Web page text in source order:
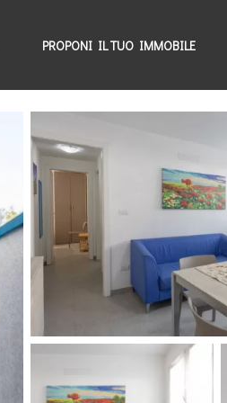
PROPONI IL TUO IMMOBILE